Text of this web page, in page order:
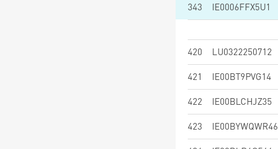
343 IE0006FFX5U1
420 LU0322250712
421 IE00BT9PVG14
422 IE00BLCHJZ35
423 IE00BYWQWR46